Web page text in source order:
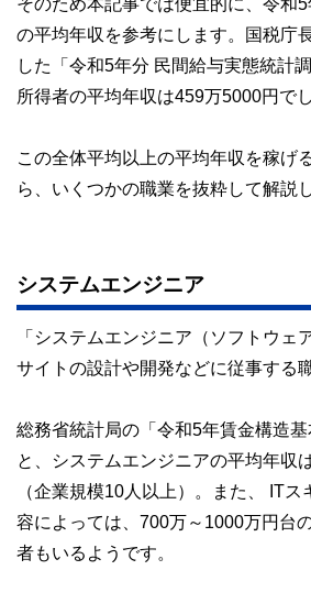
の平均年収を参考にします。国税庁
した「令和5年分 民間給与実態統計
所得者の平均年収は459万5000円で
この全体平均以上の平均年収を稼げ
ら、いくつかの職業を抜粋して解説
システムエンジニア
「システムエンジニア（ソフトウェ
サイトの設計や開発などに従事する
総務省統計局の「令和5年賃金構造
と、システムエンジニアの平均年収
（企業規模10人以上）。また、 IT
容によっては、700万～1000万円台
者もいるようです。